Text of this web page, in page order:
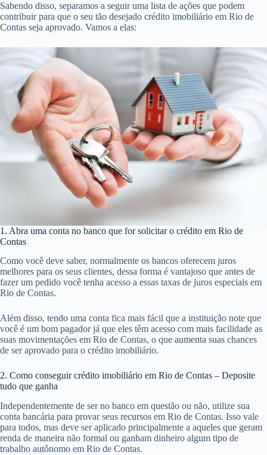
Sabendo disso, separamos a seguir uma lista de ações que podem
contribuir para que o seu tão desejado crédito imobiliário em Rio de
Contas seja aprovado. Vamos a elas:
1. Abra uma conta no banco que for solicitar o crédito em Rio de
Contas
Como você deve saber, normalmente os bancos oferecem juros
melhores para os seus clientes, dessa forma é vantajoso que antes de
fazer um pedido você tenha acesso a essas taxas de juros especiais em
Rio de Contas.
Além disso, tendo uma conta fica mais fácil que a instituição note que
você é um bom pagador já que eles têm acesso com mais facilidade as
suas movimentações em Rio de Contas, o que aumenta suas chances
de ser aprovado para o crédito imobiliário.
2. Como conseguir crédito imobiliário em Rio de Contas – Deposite
tudo que ganha
Independentemente de ser no banco em questão ou não, utilize sua
conta bancária para provar seus recursos em Rio de Contas. Isso vale
para todos, mas deve ser aplicado principalmente a aqueles que geram
renda de maneira não formal ou ganham dinheiro algum tipo de
trabalho autônomo em Rio de Contas.